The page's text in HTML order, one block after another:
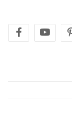
facebook